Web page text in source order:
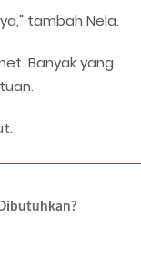
tambah Nela.
Banyak yang